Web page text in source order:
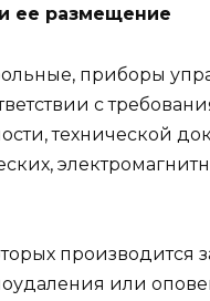
ее размещение
приборы
с
технической
производится
или